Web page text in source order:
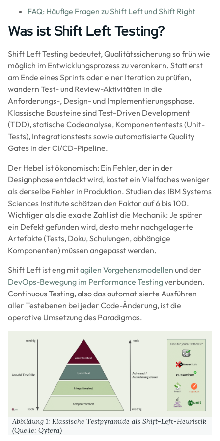
FAQ: Häufige Fragen zu Shift Left und Shift Right
Was ist Shift Left Testing?
Shift Left Testing bedeutet, Qualitätssicherung so früh wie
möglich im Entwicklungsprozess zu verankern. Statt erst
am Ende eines Sprints oder einer Iteration zu prüfen,
wandern Test- und Review-Aktivitäten in die
Anforderungs-, Design- und Implementierungsphase.
Klassische Bausteine sind Test-Driven Development
(TDD), statische Codeanalyse, Komponententests (Unit-
Tests), Integrationstests sowie automatisierte Quality
Gates in der CI/CD-Pipeline.
Der Hebel ist ökonomisch: Ein Fehler, der in der
Designphase entdeckt wird, kostet ein Vielfaches weniger
als derselbe Fehler in Produktion. Studien des IBM Systems
Sciences Institute schätzen den Faktor auf 6 bis 100.
Wichtiger als die exakte Zahl ist die Mechanik: Je später
ein Defekt gefunden wird, desto mehr nachgelagerte
Artefakte (Tests, Doku, Schulungen, abhängige
Komponenten) müssen angepasst werden.
Shift Left ist eng mitagilen Vorgehensmodellen und der
DevOps-Bewegung im Performance Testingverbunden.
Continuous Testing, also das automatisierte Ausführen
aller Testebenen bei jeder Code-Änderung, ist die
operative Umsetzung des Paradigmas.
Abbildung 1: Klassische Testpyramide als Shift-Left-Heuristik
(Quelle: Qytera)